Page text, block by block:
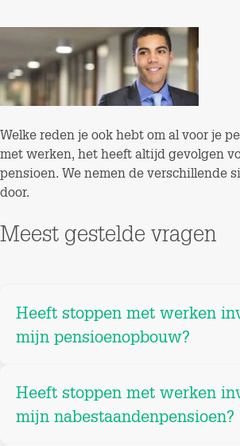
Welke reden je ook hebt om al voor je
met werken, het heeft altijd gevolgen
pensioen. We nemen de verschillende
door.
Meest gestelde vragen
Heeft stoppen met werken
mijn pensioenopbouw?
Heeft stoppen met werken
mijn nabestaandenpensioen?